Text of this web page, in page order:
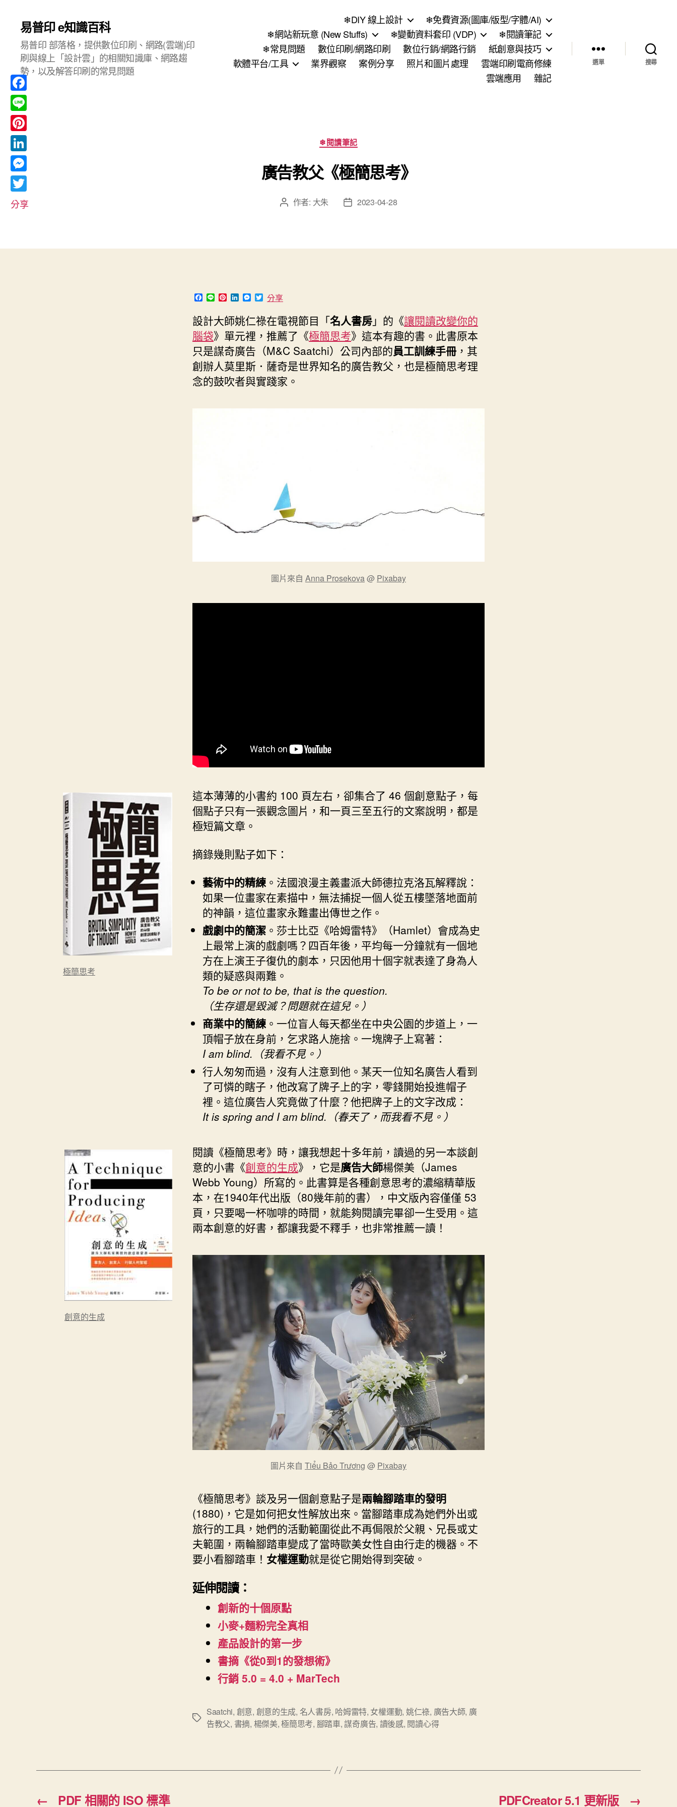
易普印 e知識百科
易普印 部落格，提供數位印刷、網路(雲端)印
刷與線上「設計雲」的相關知識庫、網路趨
勢，以及解答印刷的常見問題
❄DIY 線上設計
❄免費資源(圖庫/版型/字體/AI)
❄網站新玩意 (New Stuffs)
❄變動資料套印 (VDP)
❄閱讀筆記
❄常見問題
數位印刷/網路印刷 數位行銷/網路行銷
紙創意與技巧
軟體平台/工具
業界觀察 案例分享 照片和圖片處理
雲端印刷電商修練
雲端應用
雜記
選單 搜尋
分
類
❄閱讀筆記
廣告教父《極簡思考》
文 作者: 大朱
文
日
2023-04-28
F
a
c
e
b
o
o
k
L
n
e
P
n
t
e
r
e
s
t
L
n
k
e
d
I
n
M
e
s
e
n
g
e
r
T
w
t
t
e
r
分享
設計大師姚仁祿在電視節目「名人書房」的《讓閱讀改變你的
腦袋》單元裡，推薦了《極簡思考》這本有趣的書。此書原本
只是謀奇廣告（M&C Saatchi）公司內部的員工訓練手冊 ，其
創辦人莫里斯．薩奇是世界知名的廣告教父，也是極簡思考理
念的鼓吹者與實踐家。
圖片來自 Anna Prosekova @ Pixabay
極簡思考
這本薄薄的小書約 100 頁左右，卻集合了 46 個創意點子，每
個點子只有一張觀念圖片，和一頁三至五行的文案說明，都是
極短篇文章。
摘錄幾則點子如下：
藝術中的精練。法國浪漫主義畫派大師德拉克洛瓦解釋說：
如果一位畫家在素描中，無法捕捉一個人從五樓墜落地面前
的神韻，這位畫家永難畫出傳世之作。
戲劇中的簡潔 。莎士比亞《哈姆雷特》（Hamlet）會成為史
上最常上演的戲劇嗎？四百年後，平均每一分鐘就有一個地
方在上演王子復仇的劇本，只因他用十個字就表達了身為人
類的疑惑與兩難。
To be or not to be, that is the question.
（生存還是毀滅？問題就在這兒。）
商業中的簡練。一位盲人每天都坐在中央公園的步道上，一
頂帽子放在身前，乞求路人施捨。一塊牌子上寫著：
I am blind.（我看不見。）
行人匆匆而過，沒有人注意到他。某天一位知名廣告人看到
了可憐的瞎子，他改寫了牌子上的字，零錢開始投進帽子
裡。這位廣告人究竟做了什麼？他把牌子上的文字改成：
It is spring and I am blind.（春天了，而我看不見。）
創意的生成
閱讀《極簡思考》時，讓我想起十多年前，讀過的另一本談創
意的小書《創意的生成》，它是廣告大師楊傑美（James
Webb Young）所寫的。此書算是各種創意思考的濃縮精華版
本，在1940年代出版（80幾年前的書），中文版內容僅僅 53
頁，只要喝一杯咖啡的時間，就能夠閱讀完畢卻一生受用。這
兩本創意的好書，都讓我愛不釋手，也非常推薦一讀！
圖片來自 Tiểu Bảo Trương @ Pixabay
《極簡思考》談及另一個創意點子是兩輪腳踏車的發明
(1880)，它是如何把女性解放出來。當腳踏車成為她們外出或
旅行的工具，她們的活動範圍從此不再侷限於父親、兄長或丈
夫範圍，兩輪腳踏車變成了當時歐美女性自由行走的機器。不
要小看腳踏車！ 女權運動就是從它開始得到突破。
延伸閱讀：
創新的十個原點
小麥+麵粉完全真相
產品設計的第一步
書摘《從0到1的發想術》
行銷 5.0 = 4.0 + MarTech
標
Saatchi, 創意, 創意的生成, 名人書房, 哈姆雷特, 女權運動, 姚仁祿, 廣告大師, 廣
告教父, 書摘, 楊傑美,極簡思考, 腳踏車,謀奇廣告, 讀後感, 閱讀心得
← PDF 相關的 ISO 標準 →
PDFCreator 5.1 更新版
F
a
c
e
b
o
o
k
L
i
n
e
P
i
n
t
e
s
L
i
n
k
M
e
s
T
t
分享